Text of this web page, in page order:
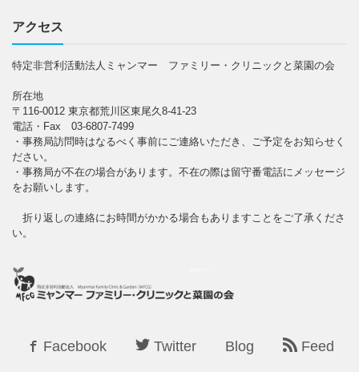
アクセス
特定非営利活動法人ミャンマー ファミリー・クリニックと菜園の会
所在地
〒116-0012 東京都荒川区東尾久8-41-23
電話・Fax 03-6807-7499
・事務局訪問時はなるべく事前にご連絡いただき、ご予定をお知らせく
ださい。
・事務局が不在の場合があります。不在の際は留守番電話にメッセージ
をお願いします。
折り返しの連絡にお時間がかかる場合もありますことをご了承くださ
い。
Facebook Twitter Blog Feed